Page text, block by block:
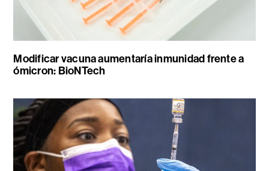
Modificar vacuna aumentaría inmunidad frente a
ómicron: BioNTech